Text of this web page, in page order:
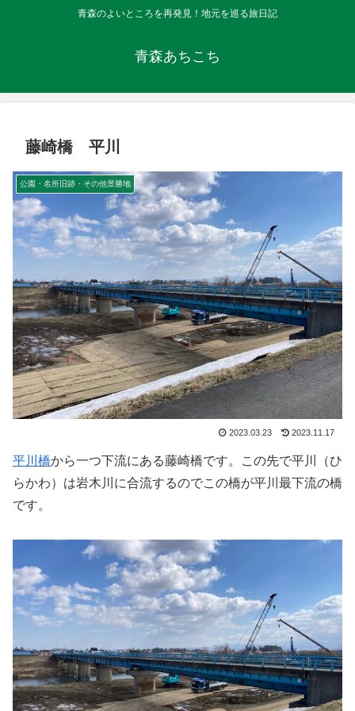
青森のよいところを再発見！地元を巡る旅日記
青森あちこち
藤崎橋 平川
公園・名所旧跡・その他景勝地
2023.03.23 2023.11.17
平川橋から一つ下流にある藤崎橋です。この先で平川（ひ
らかわ）は岩木川に合流するのでこの橋が平川最下流の橋
です。